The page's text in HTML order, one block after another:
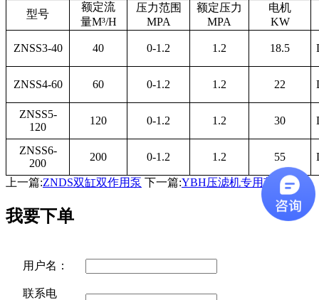
型号
额定流
量M³/H
压力范围
MPA
额定压力
MPA
电机
KW
ZNSS3-40 40 0-1.2 1.2 18.5
ZNSS4-60 60 0-1.2 1.2 22
ZNSS5-
120
120 0-1.2 1.2 30
ZNSS6-
200
200 0-1.2 1.2 55
上一篇:ZNDS双缸双作用泵 下一篇:YBH压滤机专用节能泵
我要下单
用户名：
联系电